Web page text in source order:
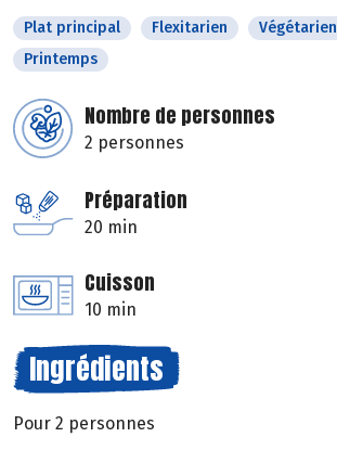
Plat principal Flexitarien Végétarien
Printemps
Nombre de personnes
2 personnes
Préparation
20 min
Cuisson
10 min
Ingrédients
Pour 2 personnes